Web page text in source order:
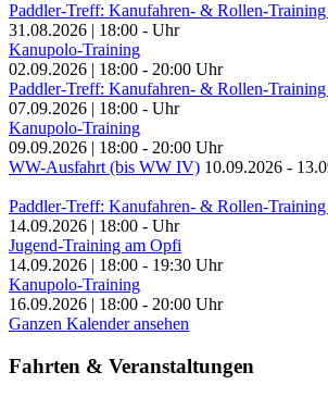
Paddler-Treff: Kanufahren- & Rollen-
31.08.2026
18:00 - Uhr
Kanupolo-Training
02.09.2026
18:00 - 20:00 Uhr
Paddler-Treff: Kanufahren- & Rollen-
07.09.2026
18:00 - Uhr
Kanupolo-Training
09.09.2026
18:00 - 20:00 Uhr
WW-Ausfahrt (bis WW IV) 10.09.2026 -
Paddler-Treff: Kanufahren- & Rollen-
14.09.2026
18:00 - Uhr
Jugend-Training am Opfi
14.09.2026
18:00 - 19:30 Uhr
Kanupolo-Training
16.09.2026
18:00 - 20:00 Uhr
Ganzen Kalender ansehen
Fahrten & Veranstaltungen